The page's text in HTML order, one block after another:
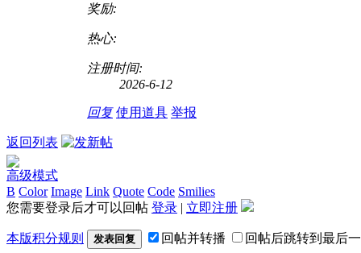
奖励:
热心:
注册时间:
2026-6-12
回复 使用道具 举报
返回列表
高级模式
B Color Image Link Quote Code Smilies
您需要登录后才可以回帖 登录 | 立即注册
本版积分规则 发表回复 回帖并转播 回帖后跳转到最后